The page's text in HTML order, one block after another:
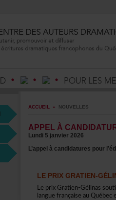
ACCUEIL » NOUVELLES
Lundi5janvier2026
LEPRIXGRATIEN-
LeprixGratien-